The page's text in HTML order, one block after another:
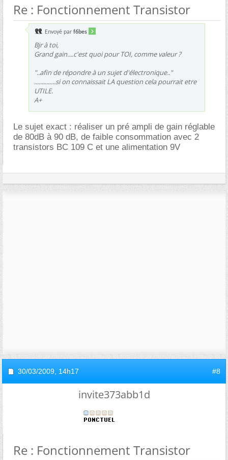
Re : Fonctionnement Transistor
Envoyé par f6bes
Bjr à toi,
Grand gain....c'est quoi pour TOI, comme valeur ?
"..afin de répondre à un sujet d'électronique.."
..............si on connaissait LA question cela pourrait etre
UTILE.
A+
Le sujet exact : réaliser un pré ampli de gain réglable
de 80dB à 90 dB, de faible consommation avec 2
transistors BC 109 C et une alimentation 9V
30/03/2009, 14h17 #8
invite373abb1d
Re : Fonctionnement Transistor